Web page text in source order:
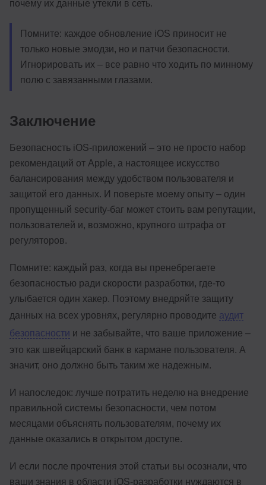
почему их данные утекли в сеть.
Помните: каждое обновление iOS приносит не
только новые эмодзи, но и патчи безопасности.
Игнорировать их – все равно что ходить по минному
полю с завязанными глазами.
Заключение
Безопасность iOS-приложений – это не просто набор
рекомендаций от Apple, а настоящее искусство
балансирования между удобством пользователя и
защитой его данных. И поверьте моему опыту – один
пропущенный security-баг может стоить вам репутации,
пользователей и, возможно, крупного штрафа от
регуляторов.
Помните: каждый раз, когда вы пренебрегаете
безопасностью ради скорости разработки, где-то
улыбается один хакер. Поэтому внедряйте защиту
данных на всех уровнях, регулярно проводите аудит
безопасности и не забывайте, что ваше приложение –
это как швейцарский банк в кармане пользователя. А
значит, оно должно быть таким же надежным.
И напоследок: лучше потратить неделю на внедрение
правильной системы безопасности, чем потом
месяцами объяснять пользователям, почему их
данные оказались в открытом доступе.
И если после прочтения этой статьи вы осознали, что
ваши знания в области iOS-разработки нуждаются в